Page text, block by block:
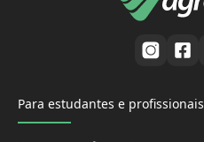
Para estudantes e profissionais